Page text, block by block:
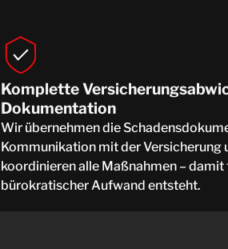
Komplette
Dokumentation
Wir übernehmen die
Kommunikation mit der Versicherung
koordinieren alle Maßnahmen – damit
bürokratischer Aufwand entsteht.